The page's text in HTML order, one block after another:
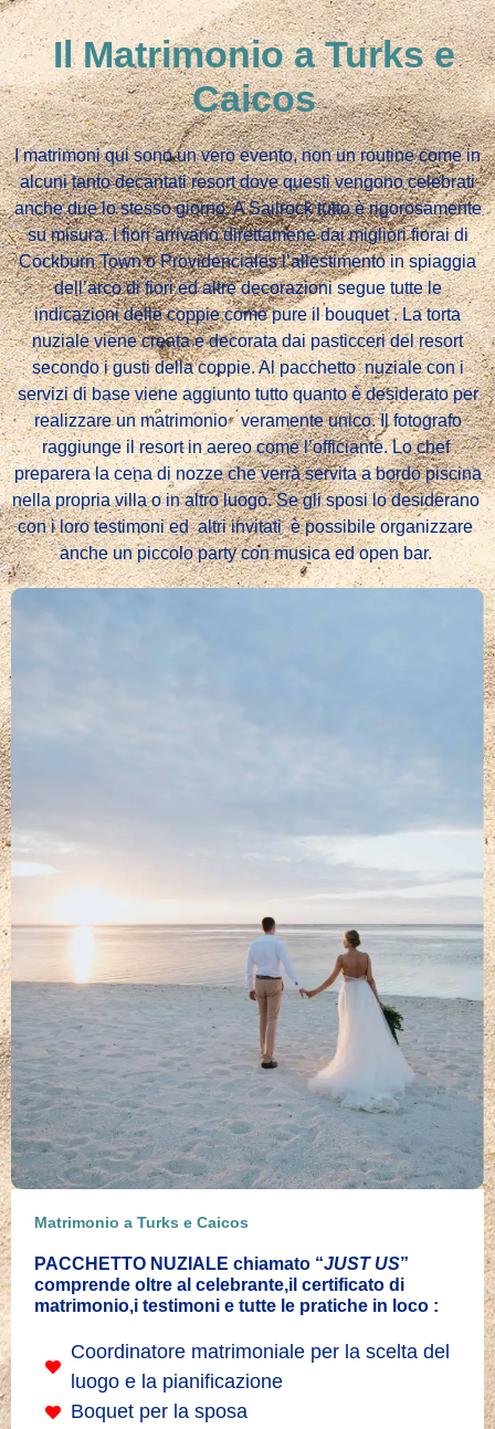
Il Matrimonio a Turks e
Caicos
I matrimoni qui sono un vero evento, non un routine come in
alcuni tanto decantati resort dove questi vengono celebrati
anche due lo stesso giorno. A Sailrock tutto è rigorosamente
su misura. I fiori arrivano direttamene dai migliori fiorai di
Cockburn Town o Providenciales l’allestimento in spiaggia
dell’arco di fiori ed altre decorazioni segue tutte le
indicazioni delle coppie come pure il bouquet . La torta
nuziale viene creata e decorata dai pasticceri del resort
secondo i gusti della coppie. Al pacchettonuzialecon i
servizi di base viene aggiunto tutto quanto è desiderato per
realizzare un matrimonio veramente unico. Il fotografo
raggiunge il resort in aereo come l’officiante. Lo chef
preparera la cena di nozze che verrà servita a bordo piscina
nella propria villa o in altro luogo. Se gli sposi lo desiderano
con i loro testimoni ed altri invitati è possibile organizzare
anche un piccolo party con musica ed open bar.
Matrimonio a Turks e Caicos
PACCHETTO NUZIALE chiamato “JUST US”
comprende oltre al celebrante,il certificato di
matrimonio,i testimoni e tutte le pratiche in loco :
Coordinatore matrimoniale per la scelta del
luogo e la pianificazione
Boquet per la sposa